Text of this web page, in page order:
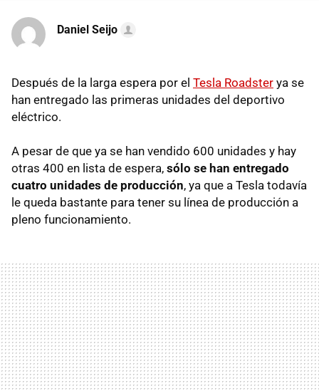
Daniel Seijo
Después de la larga espera por el Tesla Roadster ya se
han entregado las primeras unidades del deportivo
eléctrico.
A pesar de que ya se han vendido 600 unidades y hay
otras 400 en lista de espera, sólo se han entregado
cuatro unidades de producción, ya que a Tesla todavía
le queda bastante para tener su línea de producción a
pleno funcionamiento.